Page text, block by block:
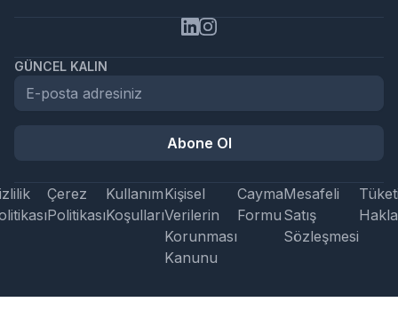
GÜNCEL KALIN
Abone Ol
Çerez
Politikası
Kullanım
Koşulları
Kişisel
Verilerin
Korunması
Kanunu
Cayma
Formu
Mesafeli
Satış
Sözleşmesi